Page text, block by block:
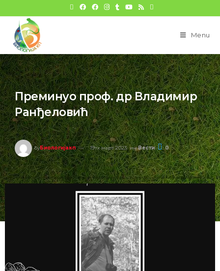
Menu
Преминуо проф. др Владимир
Ранђеловић
бyБиологијакп 19тх март 2023 ин Вести 0